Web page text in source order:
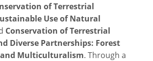
of Terrestrial
Use of Natural
Conservation of Terrestrial
Diverse Partnerships: Forest
Multiculturalism. Through a